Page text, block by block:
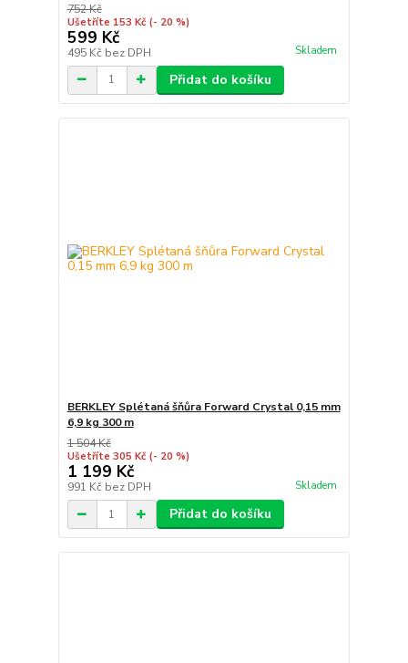
752 Kč
Ušetříte 153 Kč (- 20 %)
599 Kč
495 Kč bez DPH Skladem
Přidat do košíku
BERKLEY Splétaná šňůra Forward Crystal 0,15 mm
6,9 kg 300 m
1 504 Kč
Ušetříte 305 Kč (- 20 %)
1 199 Kč
991 Kč bez DPH Skladem
Přidat do košíku